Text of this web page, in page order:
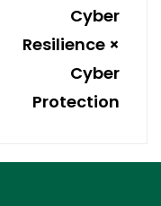
Cyber
Resilience ×
Cyber
Protection